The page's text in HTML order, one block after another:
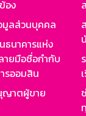
อง
มูลส่วนบุคคล
นาคารแห่ง
ายมือชื่อกำกับ
รออมสิน
ญาตผู้ขาย